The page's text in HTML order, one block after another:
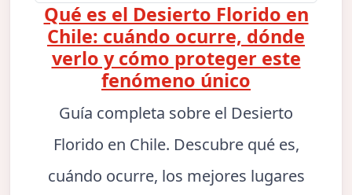
Qué es el Desierto Florido en
Chile: cuándo ocurre, dónde
verlo y cómo proteger este
fenómeno único
Guía completa sobre el Desierto
Florido en Chile. Descubre qué es,
cuándo ocurre, los mejores lugares